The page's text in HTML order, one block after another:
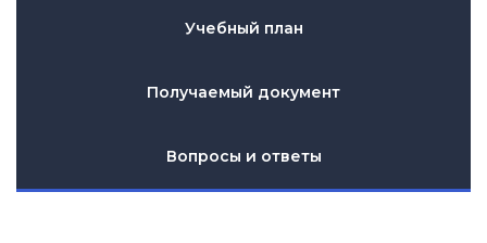
Учебный план
Получаемый документ
Вопросы и ответы